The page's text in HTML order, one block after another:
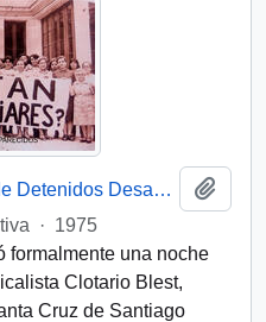
Agrupación de Familiares de Detenidos Desaparecidos (Chile)
· 1975
formalmente una noche
Clotario Blest,
Cruz de Santiago